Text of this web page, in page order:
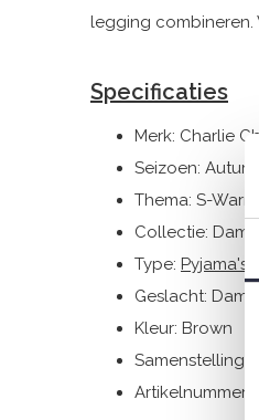
legging combineren.
Specificaties
Merk: Charlie
Seizoen:
Thema: S-
Collectie: Dames
Type: Pyjama's
Geslacht: Dames
Kleur: Brown
Samenstelling:
Artikelnummer: